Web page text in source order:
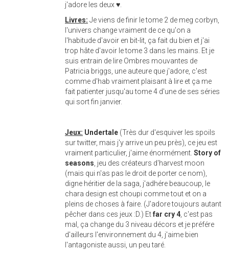
j'adore les deux ♥.
Livres: Je viens de finir le tome 2 de meg corbyn,
l'univers change vraiment de ce qu'on a
l'habitude d'avoir en bit-lit, ça fait du bien et j'ai
trop hâte d'avoir le tome 3 dans les mains. Et je
suis entrain de lire Ombres mouvantes de
Patricia briggs, une auteure que j'adore, c'est
comme d'hab vraiment plaisant à lire et ça me
fait patienter jusqu'au tome 4 d'une de ses séries
qui sort fin janvier.
Jeux: Undertale (Très dur d'esquiver les spoils
sur twitter, mais j'y arrive un peu près), ce jeu est
vraiment particulier, j'aime énormément. Story of
seasons, jeu des créateurs d'harvest moon
(mais qui n'as pas le droit de porter ce nom),
digne héritier de la saga, j'adhére beaucoup, le
chara design est choupi comme tout et on a
pleins de choses à faire. (J'adore toujours autant
pêcher dans ces jeux :D.) Etfar cry 4, c'est pas
mal, ça change du 3 niveau décors et je préfére
d'ailleurs l'environnement du 4, j'aime bien
l'antagoniste aussi, un peu taré.